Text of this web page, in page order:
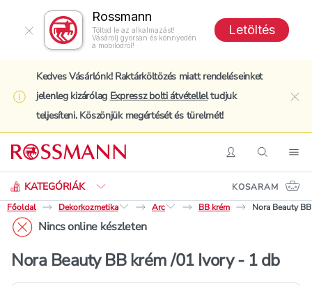
Rossmann
Töltsd le az alkalmazást!
Vásárolj gyorsan és könnyedén
a mobilodról!
Letöltés
Kedves Vásárlónk! Raktárköltözés miatt rendeléseinket
jelenleg kizárólag Expressz bolti átvételleltudjuk
teljesíteni. Köszönjük megértését és türelmét!
BelépésKeresés
KATEGÓRIÁK
Keresés
KOSARAM
Főoldal
Dekorkozmetika Arc BB krém Nora Beauty
Nincs online készleten
Nora Beauty BB krém /01 Ivory - 1 db